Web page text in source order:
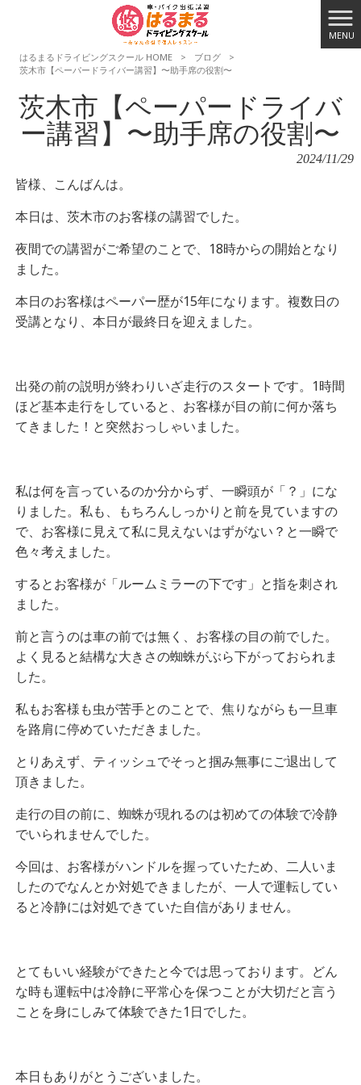
MENU
はるまるドライビングスクール HOME
> ブログ
>
茨木市【ペーパードライバー講習】〜助手席の役割〜
茨木市【ペーパードライバ
ー講習】〜助手席の役割〜
2024/11/29
皆様、こんばんは。
本日は、茨木市のお客様の講習でした。
夜間での講習がご希望のことで、18時からの開始となり
ました。
本日のお客様はペーパー歴が15年になります。複数日の
受講となり、本日が最終日を迎えました。
出発の前の説明が終わりいざ走行のスタートです。1時間
ほど基本走行をしていると、お客様が目の前に何か落ち
てきました！と突然おっしゃいました。
私は何を言っているのか分からず、一瞬頭が「？」にな
りました。私も、もちろんしっかりと前を見ていますの
で、お客様に見えて私に見えないはずがない？と一瞬で
色々考えました。
するとお客様が「ルームミラーの下です」と指を刺され
ました。
前と言うのは車の前では無く、お客様の目の前でした。
よく見ると結構な大きさの蜘蛛がぶら下がっておられま
した。
私もお客様も虫が苦手とのことで、焦りながらも一旦車
を路肩に停めていただきました。
とりあえず、ティッシュでそっと掴み無事にご退出して
頂きました。
走行の目の前に、蜘蛛が現れるのは初めての体験で冷静
でいられませんでした。
今回は、お客様がハンドルを握っていたため、二人いま
したのでなんとか対処できましたが、一人で運転してい
ると冷静には対処できていた自信がありません。
とてもいい経験ができたと今では思っております。どん
な時も運転中は冷静に平常心を保つことが大切だと言う
ことを身にしみて体験できた1日でした。
本日もありがとうございました。